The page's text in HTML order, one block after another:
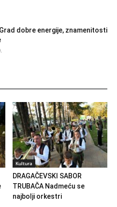
dobre energije, znamenitosti
Kultura
DRAGAČEVSKI SABOR
TRUBAČA Nadmeću se
najbolji orkestri